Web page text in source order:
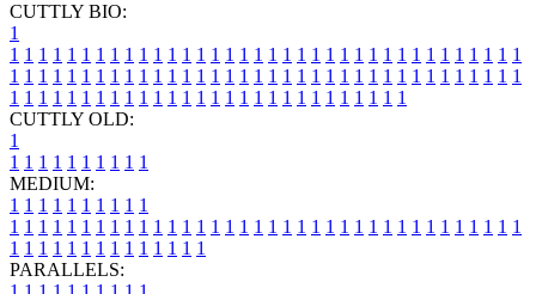
CUTTLY BIO:
1
1 1 1 1 1 1 1 1 1 1 1 1 1 1 1 1 1 1 1 1 1 1 1 1 1 1 1 1 1 1 1 1 1 1 1 1
1 1 1 1 1 1 1 1 1 1 1 1 1 1 1 1 1 1 1 1 1 1 1 1 1 1 1 1 1 1 1 1 1 1 1 1
1 1 1 1 1 1 1 1 1 1 1 1 1 1 1 1 1 1 1 1 1 1 1 1 1 1 1 1
CUTTLY OLD:
1
1 1 1 1 1 1 1 1 1 1
MEDIUM:
1 1 1 1 1 1 1 1 1 1
1 1 1 1 1 1 1 1 1 1 1 1 1 1 1 1 1 1 1 1 1 1 1 1 1 1 1 1 1 1 1 1 1 1 1 1
1 1 1 1 1 1 1 1 1 1 1 1 1 1
PARALLELS: